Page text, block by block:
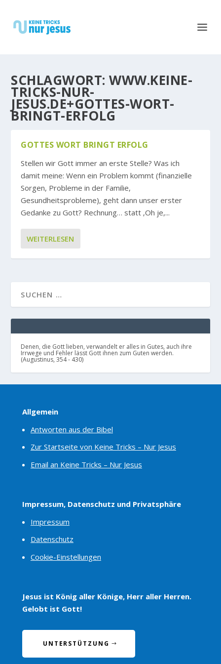
SCHLAGWORT:WWW.KEINE-
TRICKS-NUR-
JESUS.DE+GOTTES-WORT-
BRINGT-ERFOLG
GOTTES WORT BRINGT ERFOLG
Stellen wir Gott immer an erste Stelle? Was ich
damit meine: Wenn ein Problem kommt (finanzielle
Sorgen, Probleme in der Familie,
Gesundheitsprobleme), geht dann unser erster
Gedanke zu Gott? Rechnung… statt ‚Oh je,...
WEITERLESEN
Denen, die Gott lieben, verwandelt er alles in Gutes, auch ihre
Irrwege und Fehler lässt Gott ihnen zum Guten werden.
(Augustinus, 354 - 430)
Allgemein
Antworten aus der Bibel
Zur Startseite von Keine Tricks – Nur Jesus
Email an Keine Tricks – Nur Jesus
Impressum, Datenschutz und Privatsphäre
Impressum
Datenschutz
Cookie-Einstellungen
Jesus ist König aller Könige, Herr aller Herren.
Gelobt ist Gott!
UNTERSTÜTZUNG